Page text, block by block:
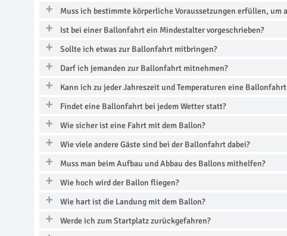
Muss ich bestimmte körperliche Voraussetzungen erfüllen,
Ist bei einer Ballonfahrt ein Mindestalter vorgeschrieben?
Sollte ich etwas zur Ballonfahrt mitbringen?
Darf ich jemanden zur Ballonfahrt mitnehmen?
Kann ich zu jeder Jahreszeit und Temperaturen eine
Findet eine Ballonfahrt bei jedem Wetter statt?
Wie sicher ist eine Fahrt mit dem Ballon?
Wie viele andere Gäste sind bei der Ballonfahrt dabei?
Muss man beim Aufbau und Abbau des Ballons mithelfen?
Wie hoch wird der Ballon fliegen?
Wie hart ist die Landung mit dem Ballon?
Werde ich zum Startplatz zurückgefahren?